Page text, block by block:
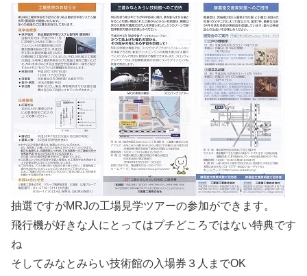
抽選ですがMRJの工場見学ツアーの参加ができます。
飛行機が好きな人にとってはプチどころではない特典です
ね
そしてみなとみらい技術館の入場券３人までOK